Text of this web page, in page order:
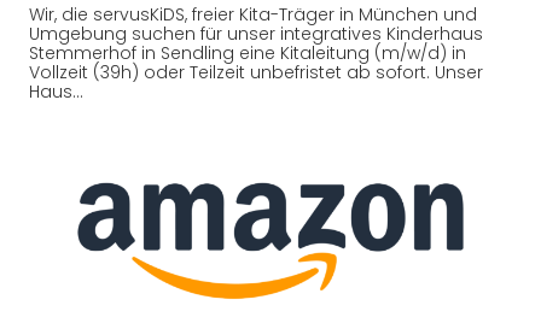
Wir, die servusKiDS, freier Kita-Träger in München und
Umgebung suchen für unser integratives Kinderhaus
Stemmerhof in Sendling eine Kitaleitung (m/w/d) in
Vollzeit (39h) oder Teilzeit unbefristet ab sofort. Unser
Haus…